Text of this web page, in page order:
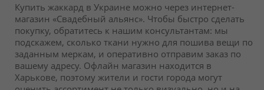
Купить жаккард в Украине можно через интернет-
магазин «Свадебный альянс». Чтобы быстро сделать
покупку, обратитесь к нашим консультантам: мы
подскажем, сколько ткани нужно для пошива вещи по
заданным меркам, и оперативно отправим заказ по
вашему адресу. Офлайн магазин находится в
Харькове, поэтому жители и гости города могут